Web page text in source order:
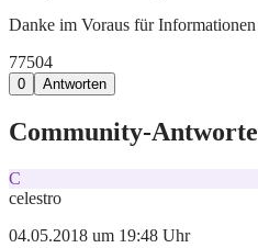
Danke im Voraus für
77504
0 Antworten
Community-
C
celestro
04.05.2018 um 19:48 Uhr